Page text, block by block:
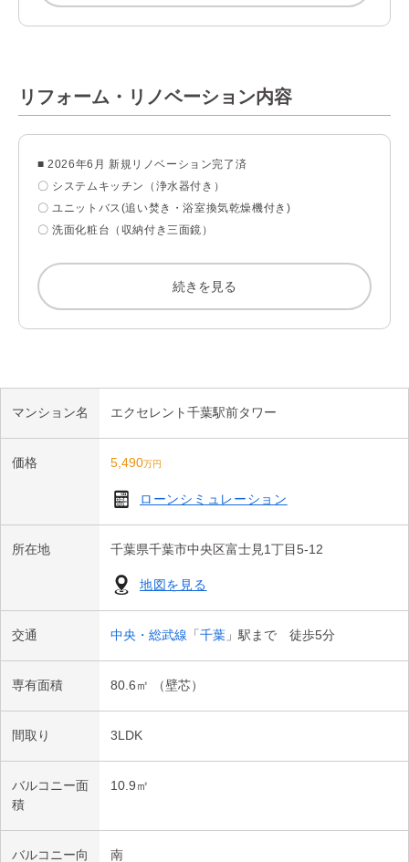
リフォーム・リノベーション内容
■ 2026年6月 新規リノベーション完了済
〇 システムキッチン（浄水器付き）
〇 ユニットバス(追い焚き・浴室換気乾燥機付き)
〇 洗面化粧台（収納付き三面鏡）
〇 クロス、フローリング、フロアタイル
〇 建具、収納造作、ウォールドア設置
続きを見る
マンション名 エクセレント千葉駅前タワー
価格 5,490万円
ローンシミュレーション
所在地 千葉県千葉市中央区富士見1丁目5-12
地図を見る
交通 中央・総武線 「千葉 」駅まで 徒歩5分
専有面積 80.6㎡ （壁芯）
間取り 3LDK
バルコニー面
積
10.9㎡
バルコニー向 南